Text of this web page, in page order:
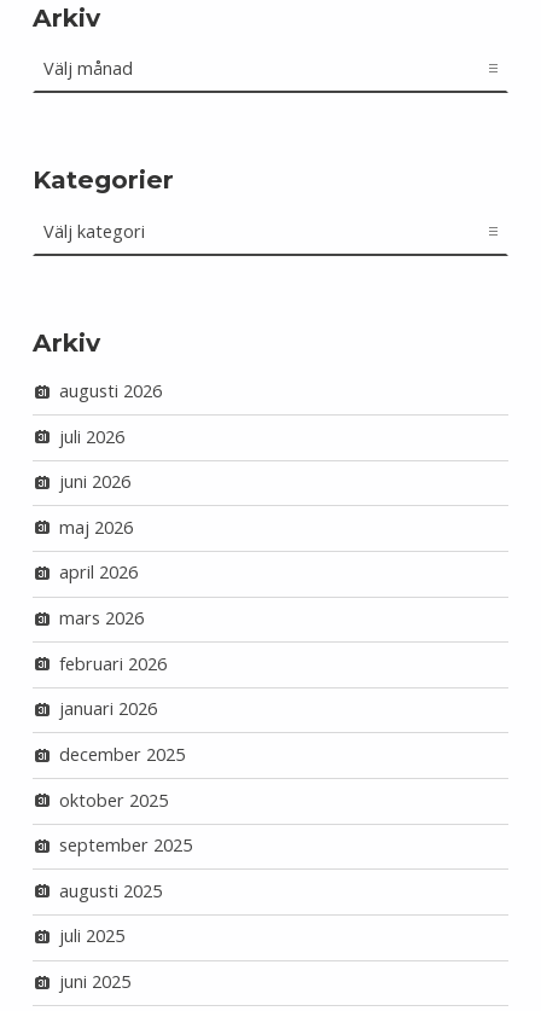
Arkiv
Kategorier
Arkiv
augusti 2026
juli 2026
juni 2026
maj 2026
april 2026
mars 2026
februari 2026
januari 2026
december 2025
oktober 2025
september 2025
augusti 2025
juli 2025
juni 2025